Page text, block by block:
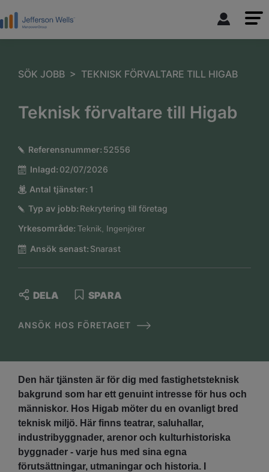
SÖK JOBB > TEKNISK FÖRVALTARE TILL HIGAB
Teknisk förvaltare till Higab
Referensnummer: 52556
Inlagd: 02/07/2026
Antal tjänster: 1
Typ av jobb: Rekrytering till företag
Yrkesområde: Teknik, Ingenjörer
Ansök senast: Snarast
ANSÖK HOS FÖRETAGET
SPARA
DELA
Den här tjänsten är för dig med fastighetsteknisk
bakgrund som har ett genuint intresse för hus och
människor. Hos Higab möter du en ovanligt bred
teknisk miljö. Här finns teatrar, saluhallar,
industribyggnader, arenor och kulturhistoriska
byggnader - varje hus med sina egna
förutsättningar, utmaningar och historia. I